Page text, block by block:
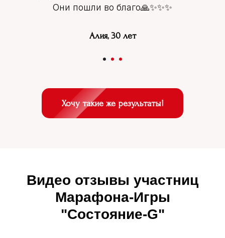
Они пошли во благо🙏✨✨✨
Алия, 30 лет
Хочу такие же результаты!
Видео отзывы участниц
Марафона-Игры
"Состояние-G"